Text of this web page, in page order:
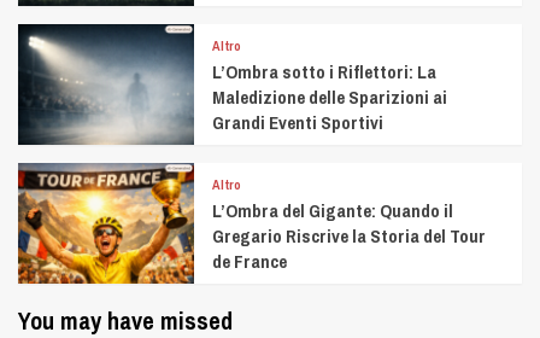
Altro
L’Ombra sotto i Riflettori: La
Maledizione delle Sparizioni ai
Grandi Eventi Sportivi
Altro
L’Ombra del Gigante: Quando il
Gregario Riscrive la Storia del Tour
de France
You may have missed